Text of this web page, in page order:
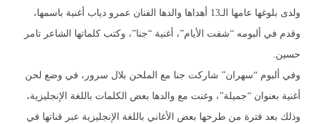
ولدى بلوغها عامها الـ13 أهداها والدها الفنان عمرو دياب أغنية باسمها،
وقدم في ألبومه “شفت الأيام”، أغنية “جنا”، وكتب كلماتها الشاعر تامر
حسين.
وفي ألبوم “سهران” شاركت جنا مع الملحن بلال سرور، في وضع لحن
أغنية بعنوان “جميلة”، وغنت مع والدها بعض الكلمات باللغة الإنجليزية،
وذلك بعد فترة من طرحها بعض الأغاني باللغة الإنجليزية عبر قناتها في